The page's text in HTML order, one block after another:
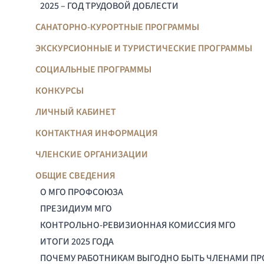
2025 – ГОД ТРУДОВОЙ ДОБЛЕСТИ
САНАТОРНО-КУРОРТНЫЕ ПРОГРАММЫ
ЭКСКУРСИОННЫЕ И ТУРИСТИЧЕСКИЕ ПРОГРАММЫ
СОЦИАЛЬНЫЕ ПРОГРАММЫ
КОНКУРСЫ
ЛИЧНЫЙ КАБИНЕТ
КОНТАКТНАЯ ИНФОРМАЦИЯ
ЧЛЕНСКИЕ ОРГАНИЗАЦИИ
ОБЩИЕ СВЕДЕНИЯ
О МГО ПРОФСОЮЗА
ПРЕЗИДИУМ МГО
КОНТРОЛЬНО-РЕВИЗИОННАЯ КОМИССИЯ МГО
ИТОГИ 2025 ГОДА
ПОЧЕМУ РАБОТНИКАМ ВЫГОДНО БЫТЬ ЧЛЕНАМИ